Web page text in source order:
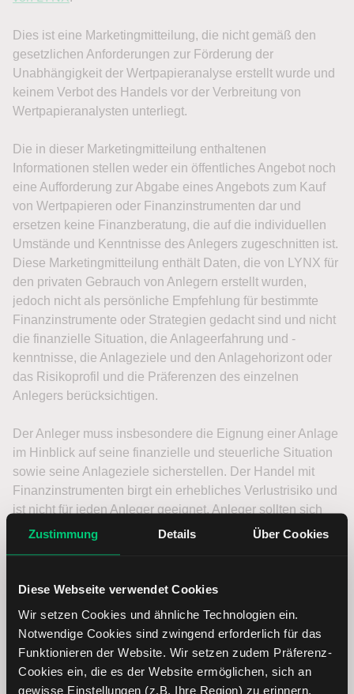
Zustimmung Details Über Cookies
Diese Webseite verwendet Cookies
Wir setzen Cookies und ähnliche Technologien ein.
Notwendige Cookies sind zwingend erforderlich für das
Funktionieren der Website. Wir setzen zudem Präferenz-
Cookies ein, die es der Website ermöglichen, sich an
gewisse Einstellungen (z.B. Ihre Region) zu erinnern.